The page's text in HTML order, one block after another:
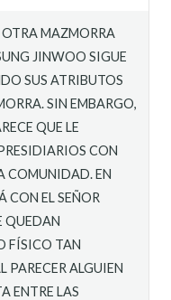
OTRA MAZMORRA
JINWOO SIGUE
SUS ATRIBUTOS
SIN EMBARGO,
QUE LE
CON
COMUNIDAD. EN
CON EL SEÑOR
QUEDAN
FÍSICO TAN
PARECER ALGUIEN
ENTRE LAS